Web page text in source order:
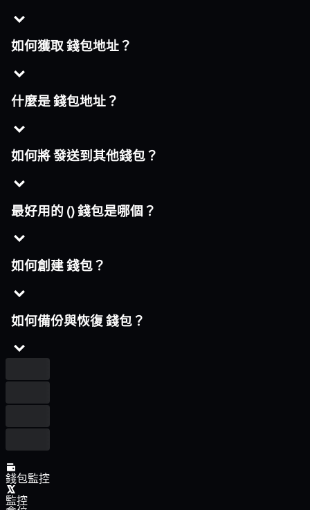
如何獲取 錢包地址？
什麼是 錢包地址？
如何將 發送到其他錢包？
最好用的 () 錢包是哪個？
如何創建 錢包？
如何備份與恢復 錢包？
錢包監控
監控